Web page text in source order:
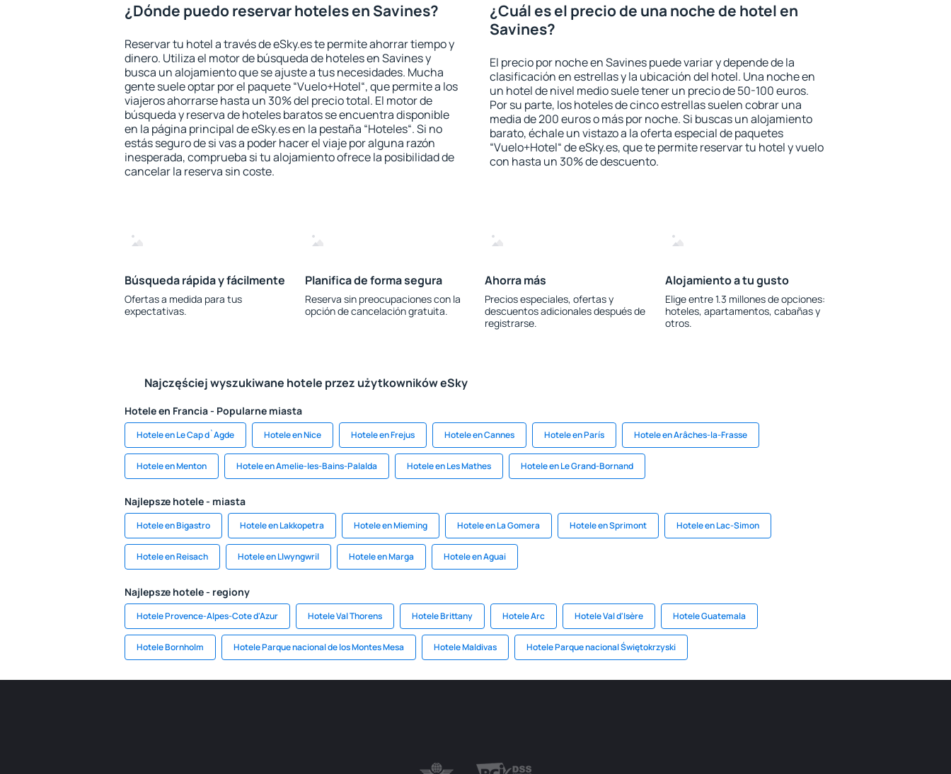
¿Dónde puedo reservar hoteles en Savines?
Reservar tu hotel a través de eSky.es te permite ahorrar tiempo y
dinero. Utiliza el motor de búsqueda de hoteles en Savines y
busca un alojamiento que se ajuste a tus necesidades. Mucha
gente suele optar por el paquete “Vuelo+Hotel“, que permite a los
viajeros ahorrarse hasta un 30% del precio total. El motor de
búsqueda y reserva de hoteles baratos se encuentra disponible
en la página principal de eSky.es en la pestaña “Hoteles“. Si no
estás seguro de si vas a poder hacer el viaje por alguna razón
inesperada, comprueba si tu alojamiento ofrece la posibilidad de
cancelar la reserva sin coste.
¿Cuál es el precio de una noche de hotel en
Savines?
El precio por noche en Savines puede variar y depende de la
clasificación en estrellas y la ubicación del hotel. Una noche en
un hotel de nivel medio suele tener un precio de 50-100 euros.
Por su parte, los hoteles de cinco estrellas suelen cobrar una
media de 200 euros o más por noche. Si buscas un alojamiento
barato, échale un vistazo a la oferta especial de paquetes
“Vuelo+Hotel“ de eSky.es, que te permite reservar tu hotel y vuelo
con hasta un 30% de descuento.
Búsqueda rápida y fácilmente
Ofertas a medida para tus
expectativas.
Planifica de forma segura
Reserva sin preocupaciones con la
opción de cancelación gratuita.
Ahorra más
Precios especiales, ofertas y
descuentos adicionales después de
registrarse.
Alojamiento a tu gusto
Elige entre 1.3 millones de opciones:
hoteles, apartamentos, cabañas y
otros.
Najczęściej wyszukiwane hotele przez użytkowników eSky
Hotele en Francia - Popularne miasta
Hotele en Le Cap d`Agde Hotele en Nice Hotele en Frejus Hotele en Cannes Hotele en París Hotele en Arâches-la-Frasse
Hotele en Menton Hotele en Amelie-les-Bains-Palalda Hotele en Les Mathes Hotele en Le Grand-Bornand
Najlepsze hotele - miasta
Hotele en Bigastro Hotele en Lakkopetra Hotele en Mieming Hotele en La Gomera Hotele en Sprimont Hotele en Lac-Simon
Hotele en Reisach Hotele en Llwyngwril Hotele en Marga Hotele en Aguai
Najlepsze hotele - regiony
Hotele Provence-Alpes-Cote d'Azur Hotele Val Thorens Hotele Brittany Hotele Arc Hotele Val d'Isère Hotele Guatemala
Hotele Bornholm Hotele Parque nacional de los Montes Mesa Hotele Maldivas Hotele Parque nacional Świętokrzyski